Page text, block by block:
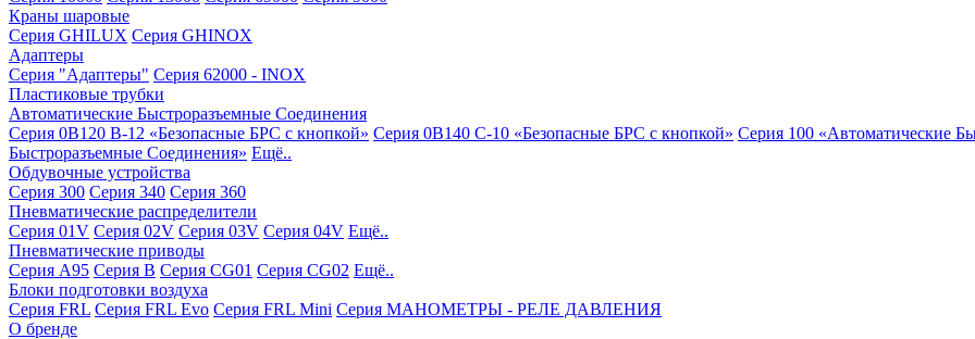
Краны шаровые
Серия GHILUX Серия GHINOX
Адаптеры
Серия "Адаптеры" Серия 62000 - INOX
Пластиковые трубки
Автоматические Быстроразъемные Соединения
Серия 0B120 B-12 «Безопасные БРС с кнопкой» Серия 0B140 C-10 «Безопасные БРС с кнопкой» Серия 100 «Автоматические
Быстроразъемные Соединения» Ещё..
Обдувочные устройства
Серия 300 Серия 340 Серия 360
Пневматические распределители
Серия 01V Серия 02V Серия 03V Серия 04V Ещё..
Пневматические приводы
Серия A95 Серия B Серия CG01 Серия CG02 Ещё..
Блоки подготовки воздуха
Серия FRL Серия FRL Evo Серия FRL Mini Серия МАНОМЕТРЫ - РЕЛЕ ДАВЛЕНИЯ
О бренде